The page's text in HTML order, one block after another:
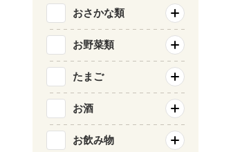
おさかな類
お野菜類
たまご
お酒
お飲み物